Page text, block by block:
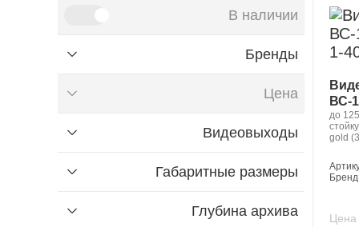
В наличии
Бренды
Цена
от
Видеовыходы
Габаритные размеры
Глубина архива
ВС-
до
gold
АБД,
Бренд
Цена